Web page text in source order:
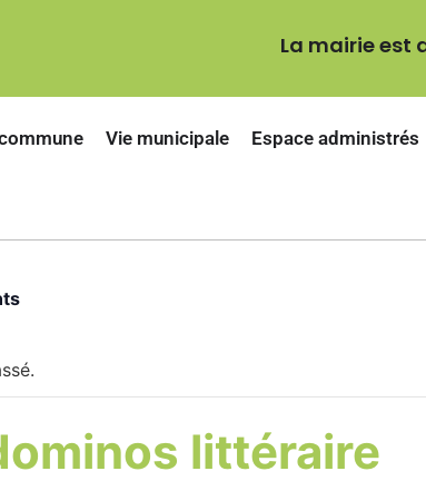
La mairie est
Vie municipale Espace administrés
littéraire